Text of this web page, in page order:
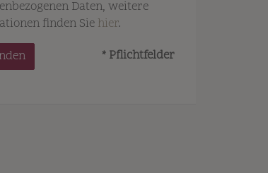
Daten, weitere
finden Sie hier.
* Pflichtfelder